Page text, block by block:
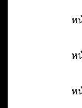
ห
ห
ห